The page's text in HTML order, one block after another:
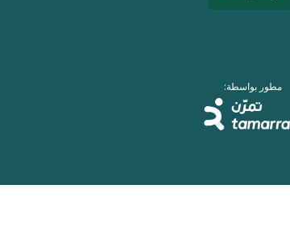
مطور بواسطة: